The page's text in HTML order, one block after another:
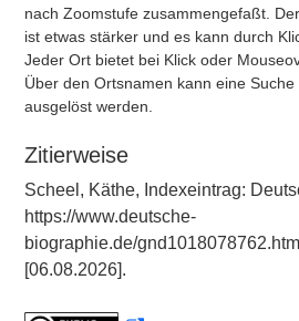
nach Zoomstufe zusammengefaßt.
ist etwas stärker und es kann durch
Jeder Ort bietet bei Klick oder
Über den Ortsnamen kann eine
ausgelöst werden.
Zitierweise
Scheel, Käthe, Indexeintrag:
https://www.deutsche-
biographie.de/
[06.08.2026].